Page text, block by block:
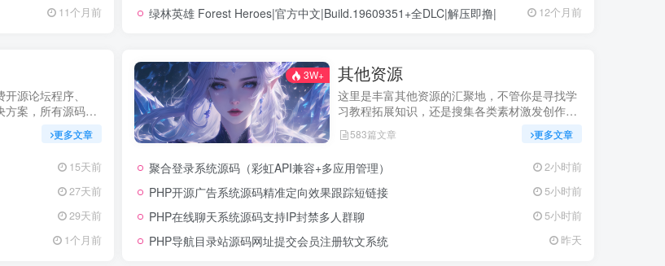
11个月前 绿林英雄 Forest Heroes|官方中文|Build.19609351+全DLC|解压即撸| 12个月前
源论坛程序、
方案，所有源码均
稳定高效的论坛
路。
更多文章
15天前
27天前
29天前
1个月前
3W+ 其他资源
这里是丰富其他资源的汇聚地，不管你是寻找学
习教程拓展知识，还是搜集各类素材激发创作灵
感，亦或是查询专业数据辅助工作研究，都能一
站式满足。资源定期更新、分类清晰、下载便
现所需资源！
583篇文章 更多文章
聚合登录系统源码（彩虹API兼容+多应用管理） 2小时前
PHP开源广告系统源码精准定向效果跟踪短链接 5小时前
PHP在线聊天系统源码支持IP封禁多人群聊 5小时前
PHP导航目录站源码网址提交会员注册软文系统 昨天